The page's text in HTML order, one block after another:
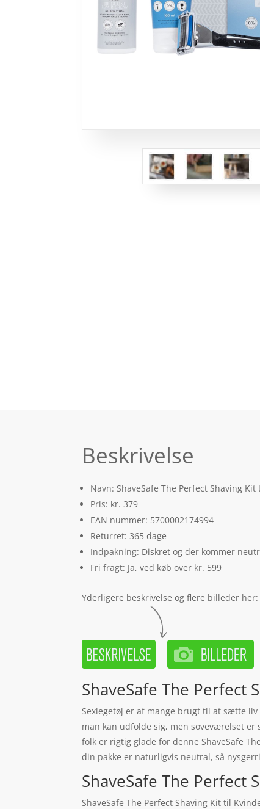
Beskrivelse
Navn: ShaveSafe The Perfect Shaving
Pris: kr. 379
EAN nummer: 5700002174994
Returret: 365 dage
Indpakning: Diskret og der kommer
Fri fragt: Ja, ved køb over kr. 599
Yderligere beskrivelse og flere billeder her:
ShaveSafe The Perfect
Sexlegetøj er af mange brugt til at sætte
man kan udfolde sig, men soveværelset er
folk er rigtig glade for denne ShaveSafe
din pakke er naturligvis neutral, så
ShaveSafe The
ShaveSafe The Perfect Shaving Kit til